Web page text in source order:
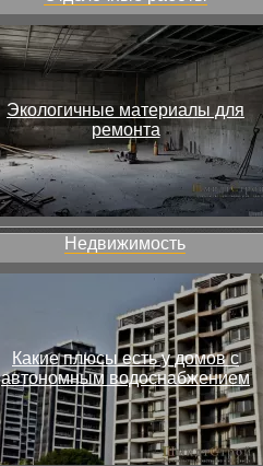
Экологичные материалы для
ремонта
Недвижимость
Какие плюсы есть у домов с
автономным водоснабжением